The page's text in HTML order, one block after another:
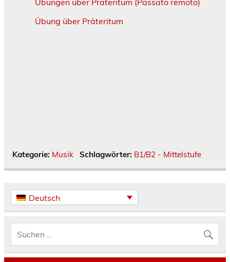
Übung über Präteritum
Kategorie: Musik Schlagwörter: B1/B2 - Mittelstufe
Deutsch